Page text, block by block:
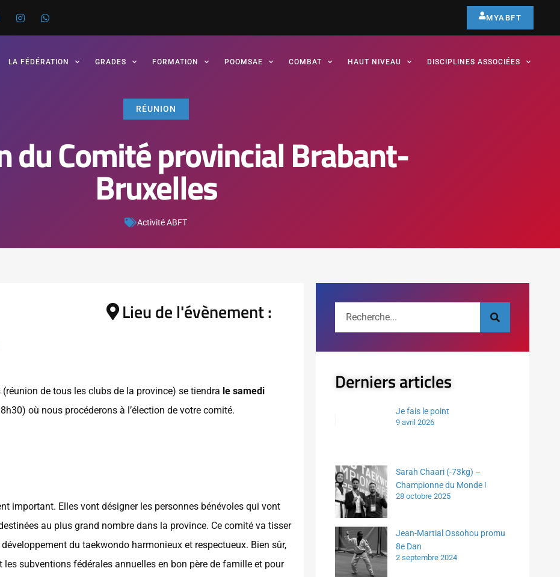
MYABFT
LA FÉDÉRATION GRADES FORMATION POOMSAE COMBAT HAUT NIVEAU DISCIPLINES ASSOCIÉES
RÉUNION
du Comité provincial Brabant-
Bruxelles
Activité ABFT
Lieu de l'évènement :
de tous les clubs de la province) se tiendra le samedi
où nous procéderons à l’élection de votre comité.
important. Elles vont désigner les personnes bénévoles qui vont
au plus grand nombre dans la province. Ce comité va tisser
du taekwondo harmonieux et respectueux. Bien sûr,
subventions fédérales annuelles en bon père de famille et pour
Derniers articles
Je fais le point
9 avril 2026
Sarah Chaari (-73kg) –
Championne du Monde !
28 octobre 2025
Jean-Martial Ossohou promu
8e Dan
2 septembre 2024